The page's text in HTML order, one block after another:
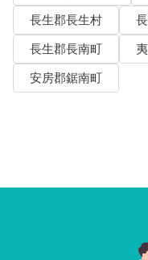
長生郡長生村
長生郡長南町
安房郡鋸南町